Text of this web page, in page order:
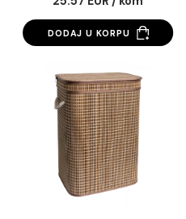
Bambus korpa za
COPEN 400x300
500 C-07-050B
050B
25.57 EUR / kom
DODAJ U KORPU